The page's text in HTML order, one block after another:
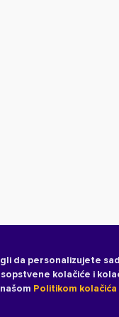
da personalizujete
kolačiće i
Politikom kolačića